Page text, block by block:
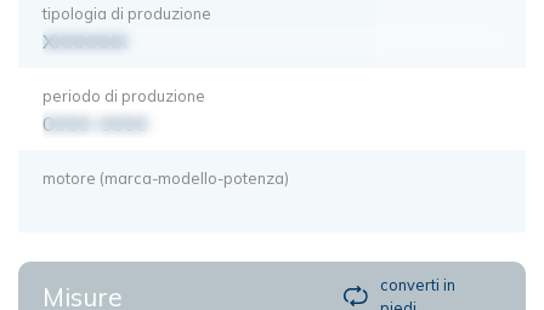
tipologia di produzione
XXXXXXX
periodo di produzione
0000-0000
motore (marca-modello-potenza)
Misure
converti in